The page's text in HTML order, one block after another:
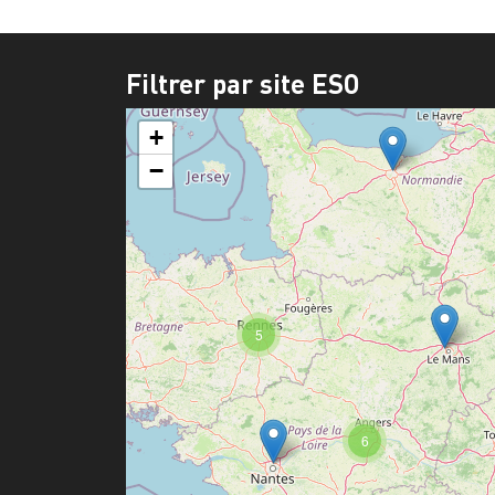
Filtrer par site ESO
6
5
+
−